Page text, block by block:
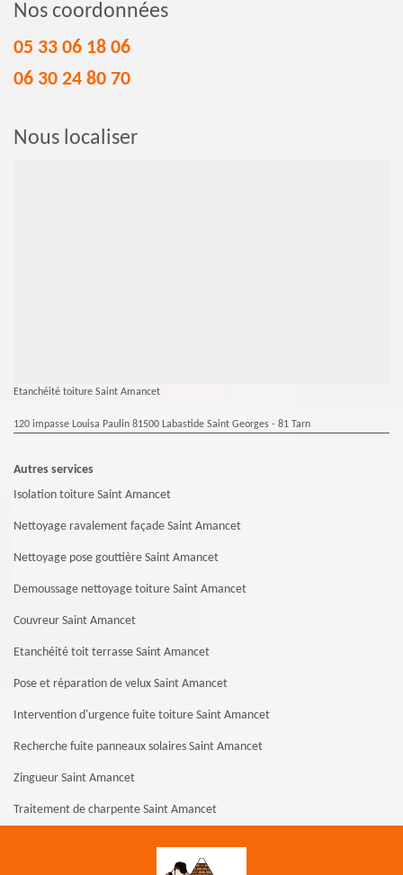
Nos coordonnées
05 33 06 18 06
06 30 24 80 70
Nous localiser
Etanchéité toiture Saint Amancet
120 impasse Louisa Paulin 81500 Labastide Saint Georges - 81 Tarn
Autres services
Isolation toiture Saint Amancet
Nettoyage ravalement façade Saint Amancet
Nettoyage pose gouttière Saint Amancet
Demoussage nettoyage toiture Saint Amancet
Couvreur Saint Amancet
Etanchéité toit terrasse Saint Amancet
Pose et réparation de velux Saint Amancet
Intervention d'urgence fuite toiture Saint Amancet
Recherche fuite panneaux solaires Saint Amancet
Zingueur Saint Amancet
Traitement de charpente Saint Amancet